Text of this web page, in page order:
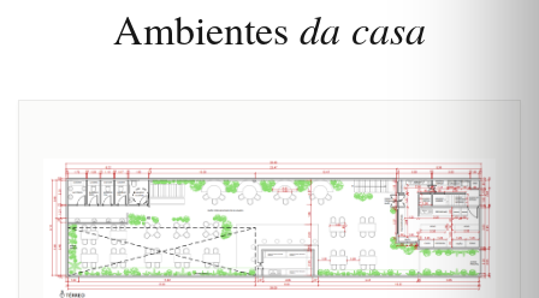
Ambientes da casa